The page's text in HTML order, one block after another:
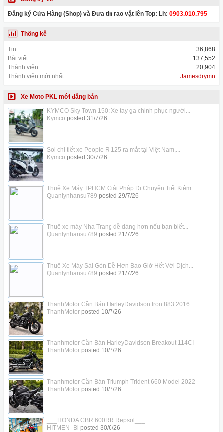
Đăng ký Cửa Hàng (Shop) và Đưa tin rao vặt lên Top: Lh: 0903.010.795
Thống kê
Tin:
36,868
Bài viết:
137,552
Thành viên:
20,904
Thành viên mới nhất:
Jamesdrymn
Xe Moto PKL mới đăng bán
KYMCO Sky Town 150: Xe tay ga chinh phục người...
Kymco posted 31/7/26
Soi chi tiết xe People R 125 ra mắt tại Việt Nam,...
Kymco posted 30/7/26
Thuê Xe Máy TPHCM Giải Pháp Di Chuyển Tiết Kiệm
Quanlynhansu789 posted 29/7/26
Thuê xe máy Nha Trang dễ dàng hơn nếu bạn biết...
Quanlynhansu789 posted 21/7/26
Thuê Xe Máy Sài Gòn Dễ Hơn Bao Giờ Hết Với Dịch...
Quanlynhansu789 posted 21/7/26
ThanhMotor Cần Bán HarleyDavidson Iron 883 2016...
ThanhMotorposted 10/7/26
Thanhmotor Cần Bán HarleyDavidson Breakout 114CI
ThanhMotorposted 10/7/26
Thanhmotor Cần Bán Triumph Trident 660 Model 2022
ThanhMotorposted 10/7/26
___HONDA CBR 600RR Repsol___
HITMEN_Bi posted 30/6/26